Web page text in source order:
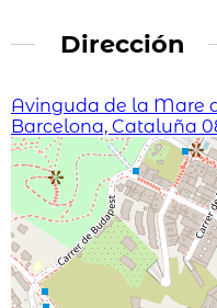
Dirección
Avinguda de la Mare
Barcelona, Cataluña